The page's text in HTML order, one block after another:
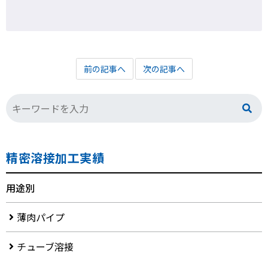
前の記事へ 次の記事へ
精密溶接加工実績
用途別
薄肉パイプ
チューブ溶接